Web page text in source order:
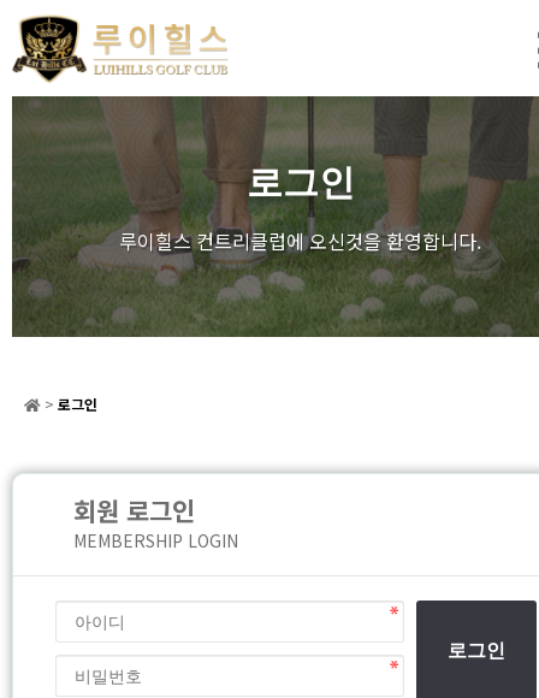
로그인
루이힐스 컨트리클럽에 오신것을 환영합니다.
> 로그인
회원 로그인
MEMBERSHIP LOGIN
로그인